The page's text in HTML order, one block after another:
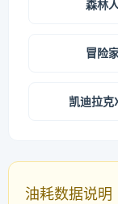
森林
冒险
凯迪拉克
油耗数据说明